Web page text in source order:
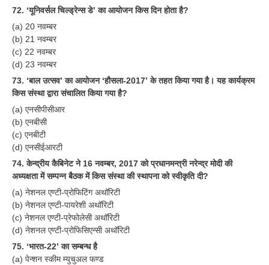
72. ‘यूनिवर्सल चिल्ड्रेन्स डे’ का आयोजन किस दिन होता है?
(a) 20 नवम्बर
(b) 21 नवम्बर
(c) 22 नवम्बर
(d) 23 नवम्बर
73. ‘बाल उत्सव’ का आयोजन ‘हौसला-2017’ के तहत किया गया है। यह कार्यक्रम
किस संस्था द्वारा संचालित किया गया है?
(a) एनसीपीसीआर
(b) एनबीसी
(c) एनबीटी
(d) एनसीईआरटी
74. केन्द्रीय कैबिनेट ने 16 नवम्बर, 2017 को प्रधानमन्त्री नरेन्द्र मोदी की
अध्यक्षता में सम्पन्न बैठक में किस संस्था की स्थापना को स्वीकृति दी?
(a) नेशनल एण्टी-प्रोफिटिंग अथॉरिटी
(b) नेशनल एण्टी-पायरेशी अथॉरिटी
(c) नेशनल एण्टी-प्रेफोलेसी अथॉरिटी
(d) नेशनल एण्टी-प्रोफिसिएन्सी अथॉरिटी
75. ‘भारत-22’ का सम्बन्ध है
(a) पेन्शन स्कीम म्युचुअल फण्ड